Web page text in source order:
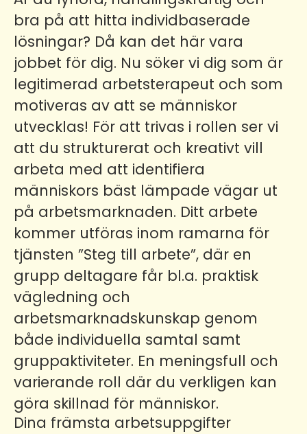
bra på att hitta individbaserade
lösningar? Då kan det här vara
jobbet för dig. Nu söker vi dig som är
legitimerad arbetsterapeut och som
motiveras av att se människor
utvecklas! För att trivas i rollen ser vi
att du strukturerat och kreativt vill
arbeta med att identifiera
människors bäst lämpade vägar ut
på arbetsmarknaden. Ditt arbete
kommer utföras inom ramarna för
tjänsten ”Steg till arbete”, där en
grupp deltagare får bl.a. praktisk
vägledning och
arbetsmarknadskunskap genom
både individuella samtal samt
gruppaktiviteter. En meningsfull och
varierande roll där du verkligen kan
göra skillnad för människor.
Dina främsta arbetsuppgifter